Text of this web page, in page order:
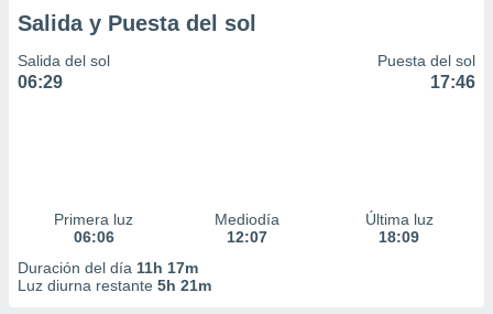
Salida y Puesta del sol
Salida del sol
06:29
Puesta del sol
17:46
Primera luz
06:06
Mediodía
12:07
Última luz
18:09
Duración del día 11h 17m
Luz diurna restante 5h 21m